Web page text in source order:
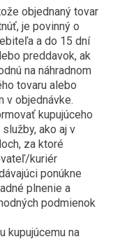
objednaný tovar
je povinný o
a do 15 dní
preddavok, ak
na náhradnom
tovaru alebo
v objednávke.
kupujúceho
ako aj v
za ktoré
kuriér
ponúkne
plnenie a
podmienok
kupujúcemu na